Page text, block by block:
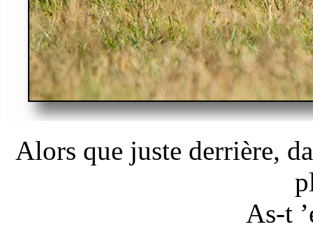
Alors que juste derrière,
As-t